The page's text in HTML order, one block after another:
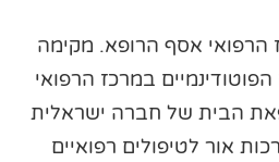
אסף הרופא. מקימה
במרכז הרפואי
הבית של חברה ישראלית
אור לטיפולים רפואיים